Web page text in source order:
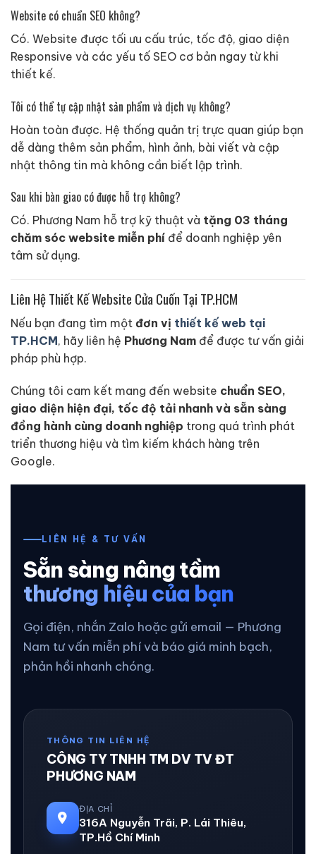
Website có chuẩn SEO không?
Có. Website được tối ưu cấu trúc, tốc độ, giao diện
Responsive và các yếu tố SEO cơ bản ngay từ khi
thiết kế.
Tôi có thể tự cập nhật sản phẩm và dịch vụ không?
Hoàn toàn được. Hệ thống quản trị trực quan giúp bạn
dễ dàng thêm sản phẩm, hình ảnh, bài viết và cập
nhật thông tin mà không cần biết lập trình.
Sau khi bàn giao có được hỗ trợ không?
Có. Phương Nam hỗ trợ kỹ thuật và tặng 03 tháng
chăm sóc website miễn phí để doanh nghiệp yên
tâm sử dụng.
Liên Hệ Thiết Kế Website Cửa Cuốn Tại TP.HCM
Nếu bạn đang tìm một đơn vị thiết kế web tại
TP.HCM, hãy liên hệ Phương Nam để được tư vấn giải
pháp phù hợp.
Chúng tôi cam kết mang đến website chuẩn SEO,
giao diện hiện đại, tốc độ tải nhanh và sẵn sàng
đồng hành cùng doanh nghiệp trong quá trình phát
triển thương hiệu và tìm kiếm khách hàng trên
Google.
LIÊN HỆ & TƯ VẤN
Sẵn sàng nâng tầm
thương hiệu của bạn
Gọi điện, nhắn Zalo hoặc gửi email — Phương
Nam tư vấn miễn phí và báo giá minh bạch,
phản hồi nhanh chóng.
THÔNG TIN LIÊN HỆ
CÔNG TY TNHH TM DV TV ĐT
PHƯƠNG NAM
ĐỊA CHỈ
316A Nguyễn Trãi, P. Lái Thiêu,
TP.Hồ Chí Minh